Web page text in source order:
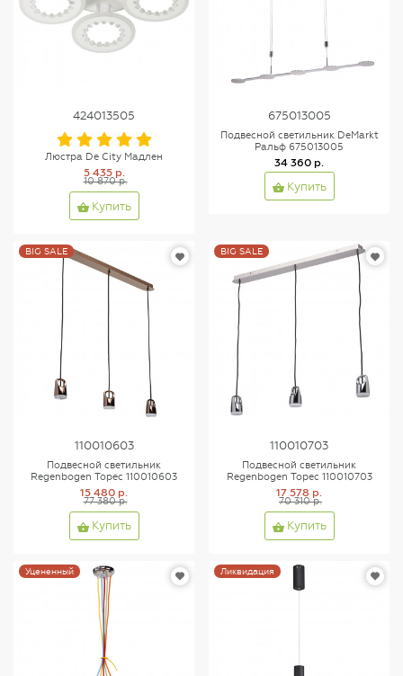
424013505
Люстра De City Мадлен
5 435 р.
10 870 р.
Купить
675013005
Подвесной светильник DeMarkt
Ральф 675013005
34 360 р.
Купить
BIG SALE
110010603
Подвесной светильник
Regenbogen Торес 110010603
15 480 р.
77 380 р.
Купить
BIG SALE
110010703
Подвесной светильник
Regenbogen Торес 110010703
17 578 р.
70 310 р.
Купить
Уцененный Ликвидация